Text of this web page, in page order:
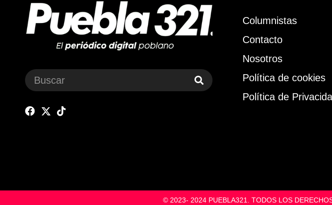
Columnistas
Contacto
Nosotros
Política de cookies
Política de
© 2023- 2024 PUEBLA321. TODOS LOS